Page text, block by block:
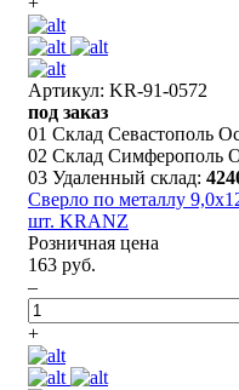
Артикул: KR-91-0572
под заказ
01 Склад Севастополь
02 Склад Симферополь
03 Удаленный склад:
Сверло по металлу
шт. KRANZ
Розничная цена
163 руб.
–
+